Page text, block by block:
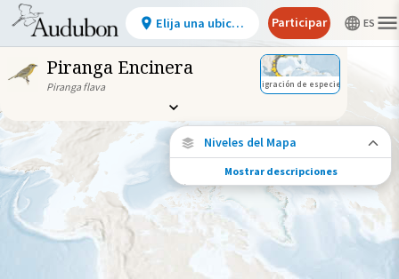
Piranga Encinera
Piranga flava Migración de especies
Niveles del Mapa
Conexiones de especies
Elija cualquier ubicación en el mapa para
ver dónde más se han vuelto a encontrar
aves marcadas de esta especie.
Ubicaciones con disponibilidad
Mostrar descripciones
Elija una ubicación Participar